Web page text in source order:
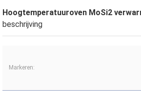
Hoogtemperatuuroven MoSi2
beschrijving
Markeren: